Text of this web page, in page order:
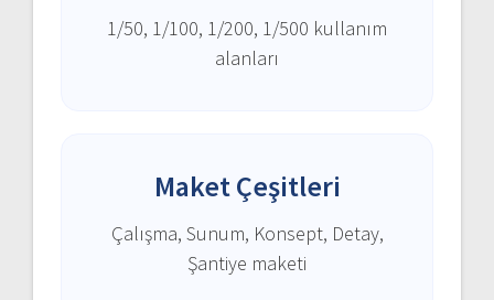
1/50, 1/100, 1/200, 1/500 kullanım
alanları
Maket Çeşitleri
Çalışma, Sunum, Konsept, Detay,
Şantiye maketi